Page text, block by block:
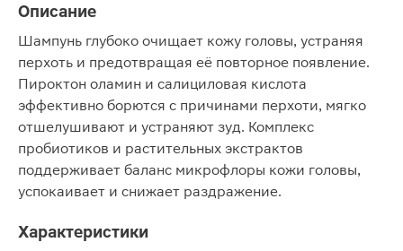
Описание
Шампунь глубоко очищает кожу головы, устраняя
перхоть и предотвращая её повторное появление.
Пироктон оламин и салициловая кислота
эффективно борются с причинами перхоти, мягко
отшелушивают и устраняют зуд. Комплекс
пробиотиков и растительных экстрактов
поддерживает баланс микрофлоры кожи головы,
успокаивает и снижает раздражение.
Характеристики